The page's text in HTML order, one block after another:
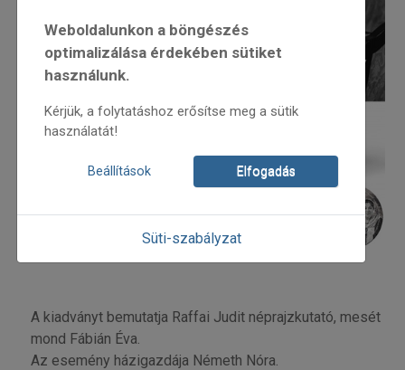
A kiadványt bemutatja Raffai Judit néprajzkutató, mesét
mond Fábián Éva.
Az esemény házigazdája Németh Nóra.
Weboldalunkon a böngészés
optimalizálása érdekében sütiket
használunk.
Kérjük, a folytatáshoz erősítse meg a sütik
használatát!
Beállítások Elfogadás
Süti-szabályzat